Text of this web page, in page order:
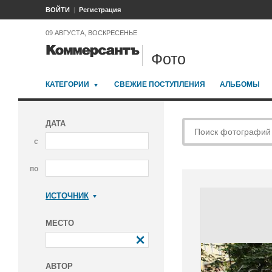
ВОЙТИ Регистрация
09 АВГУСТА, ВОСКРЕСЕНЬЕ
Фото
КАТЕГОРИИ СВЕЖИЕ ПОСТУПЛЕНИЯ АЛЬБОМЫ
ДАТА
с
по
ИСТОЧНИК
МЕСТО
АВТОР